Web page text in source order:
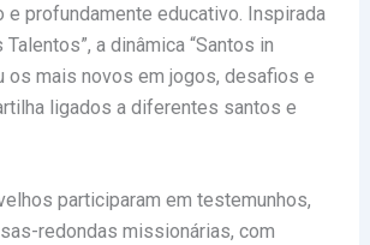
profundamente educativo. Inspirada
Talentos”, a dinâmica “Santos in
os mais novos em jogos, desafios e
ligados a diferentes santos e
participaram em testemunhos,
redondas missionárias, com